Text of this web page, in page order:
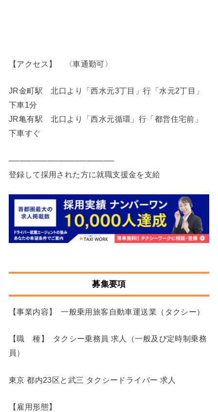
【アクセス】 〈車通勤可〉
JR金町駅 北口より「西水元3丁目」行「水元2丁目」
下車1分
JR亀有駅 北口より「西水元循環」行「都営住宅前」
下車すぐ
───────────────────
登録して採用された方に就職支援金を支給
募集要項
【事業内容】 一般乗用旅客自動車運送業（タクシー）
【職 種】 タクシー乗務員 求人（一般及び定時制乗務
員）
東京 都内23区と武三 タクシードライバー 求人
【雇用形態】